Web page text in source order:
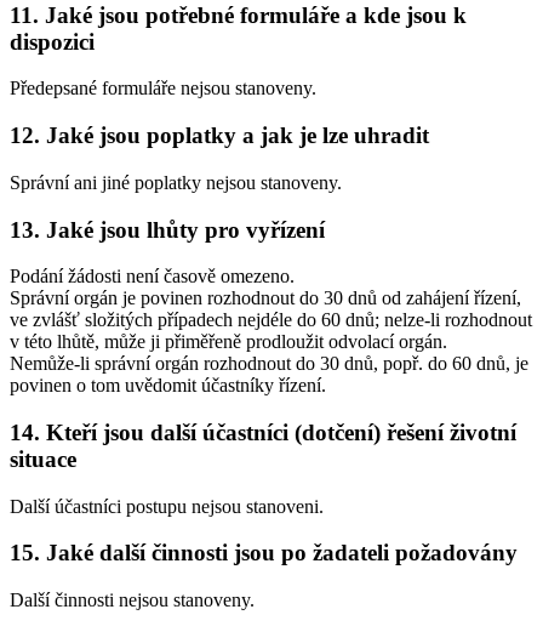
11. Jaké jsou potřebné formuláře a kde jsou k
dispozici
Předepsané formuláře nejsou stanoveny.
12. Jaké jsou poplatky a jak je lze uhradit
Správní ani jiné poplatky nejsou stanoveny.
13. Jaké jsou lhůty pro vyřízení
Podání žádosti není časově omezeno.
Správní orgán je povinen rozhodnout do 30 dnů od zahájení řízení,
ve zvlášť složitých případech nejdéle do 60 dnů; nelze-li rozhodnout
v této lhůtě, může ji přiměřeně prodloužit odvolací orgán.
Nemůže-li správní orgán rozhodnout do 30 dnů, popř. do 60 dnů, je
povinen o tom uvědomit účastníky řízení.
14. Kteří jsou další účastníci (dotčení) řešení životní
situace
Další účastníci postupu nejsou stanoveni.
15. Jaké další činnosti jsou po žadateli požadovány
Další činnosti nejsou stanoveny.